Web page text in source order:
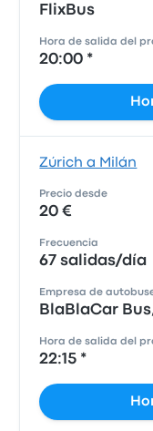
FlixBus
Hora de salida del
20:00 *
Zúrich a Milán
Precio desde
20 €
Frecuencia
67 salidas/día
Empresa de
BlaBlaCar
Hora de salida del
22:15 *